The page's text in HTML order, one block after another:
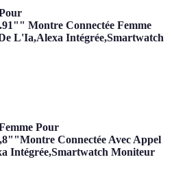
Montre Connectée Femme
L'Ia,Alexa Intégrée,Smartwatch
Pour
Connectée Avec Appel
Intégrée,Smartwatch Moniteur